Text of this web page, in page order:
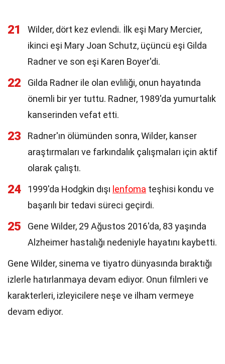
21
Wilder, dört kez evlendi. İlk eşi Mary Mercier,
ikinci eşi Mary Joan Schutz, üçüncü eşi Gilda
Radner ve son eşi Karen Boyer'di.
22
Gilda Radner ile olan evliliği, onun hayatında
önemli bir yer tuttu. Radner, 1989'da yumurtalık
kanserinden vefat etti.
23
Radner'ın ölümünden sonra, Wilder, kanser
araştırmaları ve farkındalık çalışmaları için aktif
olarak çalıştı.
24 1999'da Hodgkin dışı lenfoma teşhisi kondu ve
başarılı bir tedavi süreci geçirdi.
25
Gene Wilder, 29 Ağustos 2016'da, 83 yaşında
Alzheimer hastalığı nedeniyle hayatını kaybetti.
Gene Wilder, sinema ve tiyatro dünyasında bıraktığı
izlerle hatırlanmaya devam ediyor. Onun filmleri ve
karakterleri, izleyicilere neşe ve ilham vermeye
devam ediyor.